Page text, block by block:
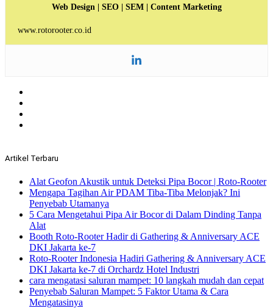
Web Design | SEO | SEM | Content Marketing
www.rotorooter.co.id
Artikel Terbaru
Alat Geofon Akustik untuk Deteksi Pipa Bocor | Roto-Rooter
Mengapa Tagihan Air PDAM Tiba-Tiba Melonjak? Ini
Penyebab Utamanya
5 Cara Mengetahui Pipa Air Bocor di Dalam Dinding Tanpa
Alat
Booth Roto-Rooter Hadir di Gathering & Anniversary ACE
DKI Jakarta ke-7
Roto-Rooter Indonesia Hadiri Gathering & Anniversary ACE
DKI Jakarta ke-7 di Orchardz Hotel Industri
cara mengatasi saluran mampet: 10 langkah mudah dan cepat
Penyebab Saluran Mampet: 5 Faktor Utama & Cara
Mengatasinya